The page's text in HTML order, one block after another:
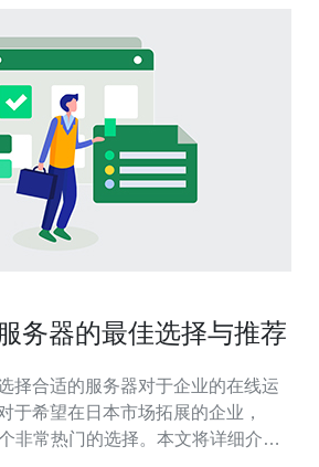
务器的最佳选择与推荐
择合适的服务器对于企业的在线运
于希望在日本市场拓展的企业，
非常热门的选择。本文将详细介绍